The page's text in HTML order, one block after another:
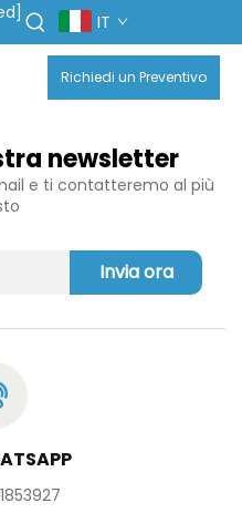
IT
Richiedi un Preventivo
newsletter
e ti contatteremo al più
Invia ora